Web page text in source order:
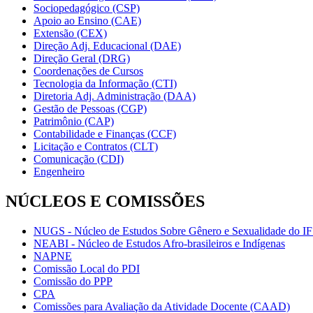
Sociopedagógico (CSP)
Apoio ao Ensino (CAE)
Extensão (CEX)
Direção Adj. Educacional (DAE)
Direção Geral (DRG)
Coordenações de Cursos
Tecnologia da Informação (CTI)
Diretoria Adj. Administração (DAA)
Gestão de Pessoas (CGP)
Patrimônio (CAP)
Contabilidade e Finanças (CCF)
Licitação e Contratos (CLT)
Comunicação (CDI)
Engenheiro
NÚCLEOS E COMISSÕES
NUGS - Núcleo de Estudos Sobre Gênero e Sexualidade do
NEABI - Núcleo de Estudos Afro-brasileiros e Indígenas
NAPNE
Comissão Local do PDI
Comissão do PPP
CPA
Comissões para Avaliação da Atividade Docente (CAAD)